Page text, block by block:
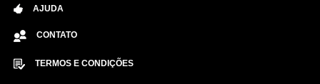
AJUDA
CONTATO
TERMOS E CONDIÇÕES